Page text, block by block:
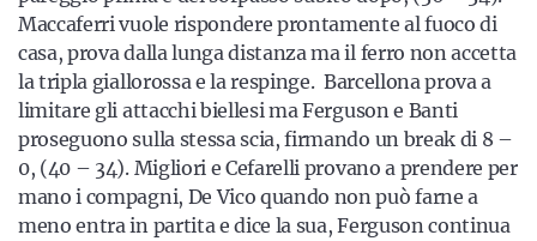
Maccaferri vuole rispondere prontamente al fuoco di
casa, prova dalla lunga distanza ma il ferro non accetta
la tripla giallorossa e la respinge. Barcellona prova a
limitare gli attacchi biellesi ma Ferguson e Banti
proseguono sulla stessa scia, firmando un break di 8 –
0, (40 – 34). Migliori e Cefarelli provano a prendere per
mano i compagni, De Vico quando non può farne a
meno entra in partita e dice la sua, Ferguson continua